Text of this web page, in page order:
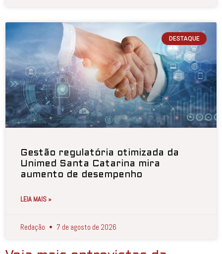
DESTAQUE
Gestão regulatória otimizada da
Unimed Santa Catarina mira
aumento de desempenho
LEIA MAIS »
Redação 7 de agosto de 2026